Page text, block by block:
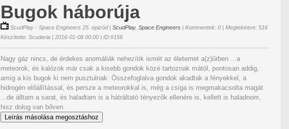
Bugok háborúja
ScudPlay - Space Engineers 25. epizód| ScudPlay, Space Engineers | Kommentek: 0 | Megtekintve: 516
Készítette: Scuderia | 2016-01-08 00:00 | ID:#156
Nagy gáz nincs, de érdekes anomáliák nehezítik ismét az életemet a(z)űrben ...a
meteorok, és kalózok már csak a kisebb gondok közé tartoznak mától, pontosan addig,
amíg a kis bugok ki nem pusztulnak. Összefoglalva gondok akadtak a fényekkel, a
hidrogén előállítással, és persze a meteorokkal is, még a csiga is megmakacsolta magát
...de álltam a sarat, és haladtam is a hátráltató tényezők ellenére is, kellett is haladnom,
hisz dolog van bőven.
Leírás másolása megosztáshoz